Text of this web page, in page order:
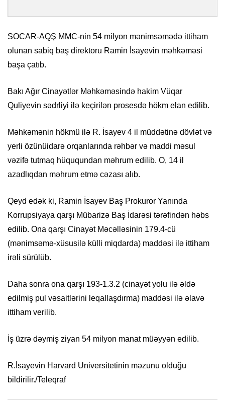
SOCAR-AQŞ MMC-nin 54 milyon mənimsəmədə ittiham
olunan sabiq baş direktoru Ramin İsayevin məhkəməsi
başa çatıb.
Bakı Ağır Cinayətlər Məhkəməsində hakim Vüqar
Quliyevin sədrliyi ilə keçirilən prosesdə hökm elan edilib.
Məhkəmənin hökmü ilə R. İsayev 4 il müddətinə dövlət və
yerli özünüidarə orqanlarında rəhbər və maddi məsul
vəzifə tutmaq hüququndan məhrum edilib. O, 14 il
azadlıqdan məhrum etmə cəzası alıb.
Qeyd edək ki, Ramin İsayev Baş Prokuror Yanında
Korrupsiyaya qarşı Mübarizə Baş İdarəsi tərəfindən həbs
edilib. Ona qarşı Cinayət Məcəlləsinin 179.4-cü
(mənimsəmə-xüsusilə külli miqdarda) maddəsi ilə ittiham
irəli sürülüb.
Daha sonra ona qarşı 193-1.3.2 (cinayət yolu ilə əldə
edilmiş pul vəsaitlərini leqallaşdırma) maddəsi ilə əlavə
ittiham verilib.
İş üzrə dəymiş ziyan 54 milyon manat müəyyən edilib.
R.İsayevin Harvard Universitetinin məzunu olduğu
bildirilir./Teleqraf